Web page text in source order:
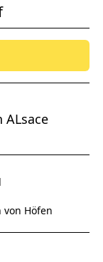
von Höfen